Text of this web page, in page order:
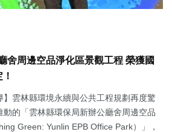
舍周邊空品淨化區景觀工程 榮獲國
】雲林縣環境永續與公共工程規劃再度驚
的「雲林縣環保局新辦公廳舍周邊空品
Green: Yunlin EPB Office Park）」，